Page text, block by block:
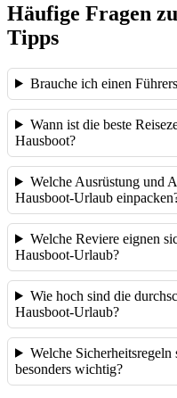
Häufige Fragen
Tipps
Brauche ich einen
Wann ist die beste
Hausboot?
Welche Ausrüstung und
Hausboot-Urlaub
Welche Reviere eignen
Hausboot-Urlaub?
Wie hoch sind die
Hausboot-Urlaub?
Welche
besonders wichtig?